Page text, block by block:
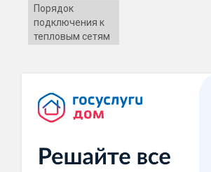
Порядок
подключения к
тепловым сетям